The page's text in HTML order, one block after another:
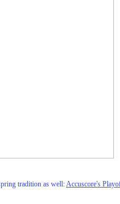
tradition as well:Accuscore's